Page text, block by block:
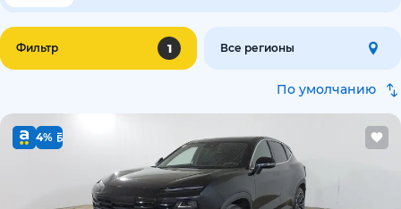
Фильтр 1 Все регионы
По умолчанию
4%